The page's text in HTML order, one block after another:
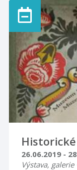
26.06.2019 -
Výstava, galerie